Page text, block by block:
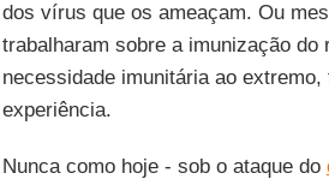
dos vírus que os ameaçam. Ou
trabalharam sobre a imunização
necessidade imunitária ao
experiência.
Nunca como hoje - sob o ataque do